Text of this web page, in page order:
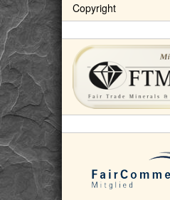
Copyright